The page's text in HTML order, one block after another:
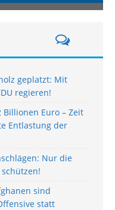
geplatzt: Mit
regieren!
Euro – Zeit
Entlastung der
Nur die
sind
statt